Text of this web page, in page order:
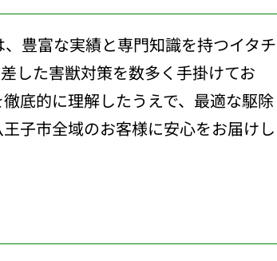
豊富な実績と専門知識を持つイタチ
した害獣対策を数多く手掛けてお
底的に理解したうえで、最適な駆除
子市全域のお客様に安心をお届けし